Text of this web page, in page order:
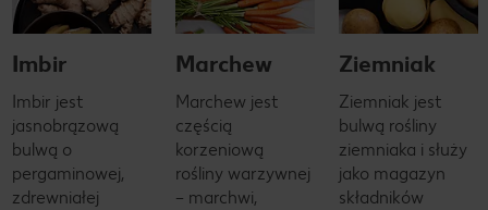
Imbir
Imbir jest
jasnobrązową
bulwą o
pergaminowej,
zdrewniałej
Marchew
Marchew jest
częścią
korzeniową
rośliny warzywnej
– marchwi,
Ziemniak
Ziemniak jest
bulwą rośliny
ziemniaka i służy
jako magazyn
składników